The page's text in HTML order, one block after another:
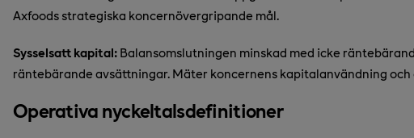
Axfoods strategiska koncernövergripande mål.
Sysselsatt kapital: Balansomslutningen minskad med icke
räntebärande avsättningar. Mäter koncernens kapitalanvändning
Operativa nyckeltalsdefinitioner